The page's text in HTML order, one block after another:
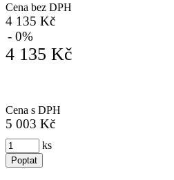
Cena bez DPH
4 135 Kč
- 0%
4 135 Kč
Cena s DPH
5 003 Kč
ks
Poptat